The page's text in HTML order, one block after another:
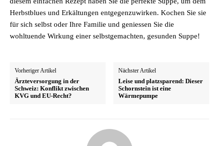
Herbstblues und Erkältungen entgegenzuwirken. Kochen Sie sie
für sich selbst oder Ihre Familie und geniessen Sie die
wohltuende Wirkung einer selbstgemachten, gesunden Suppe!
Vorheriger Artikel
Ärzteversorgung in der
Schweiz: Konflikt zwischen
KVG und EU-Recht?
Nächster Artikel
Leise und platzsparend: Dieser
Schornstein ist eine
Wärmepumpe